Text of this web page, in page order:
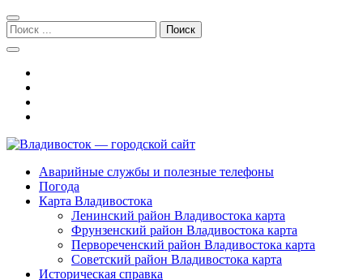
Перейти
к
навигации
Перейти
к
содержимому
Поиск:
Владивосток — городской сайт
Аварийные службы и полезные телефоны
Погода
Карта Владивостока
Ленинский район Владивостока карта
Фрунзенский район Владивостока карта
Первореченский район Владивостока карта
Советский район Владивостока карта
Историческая справка